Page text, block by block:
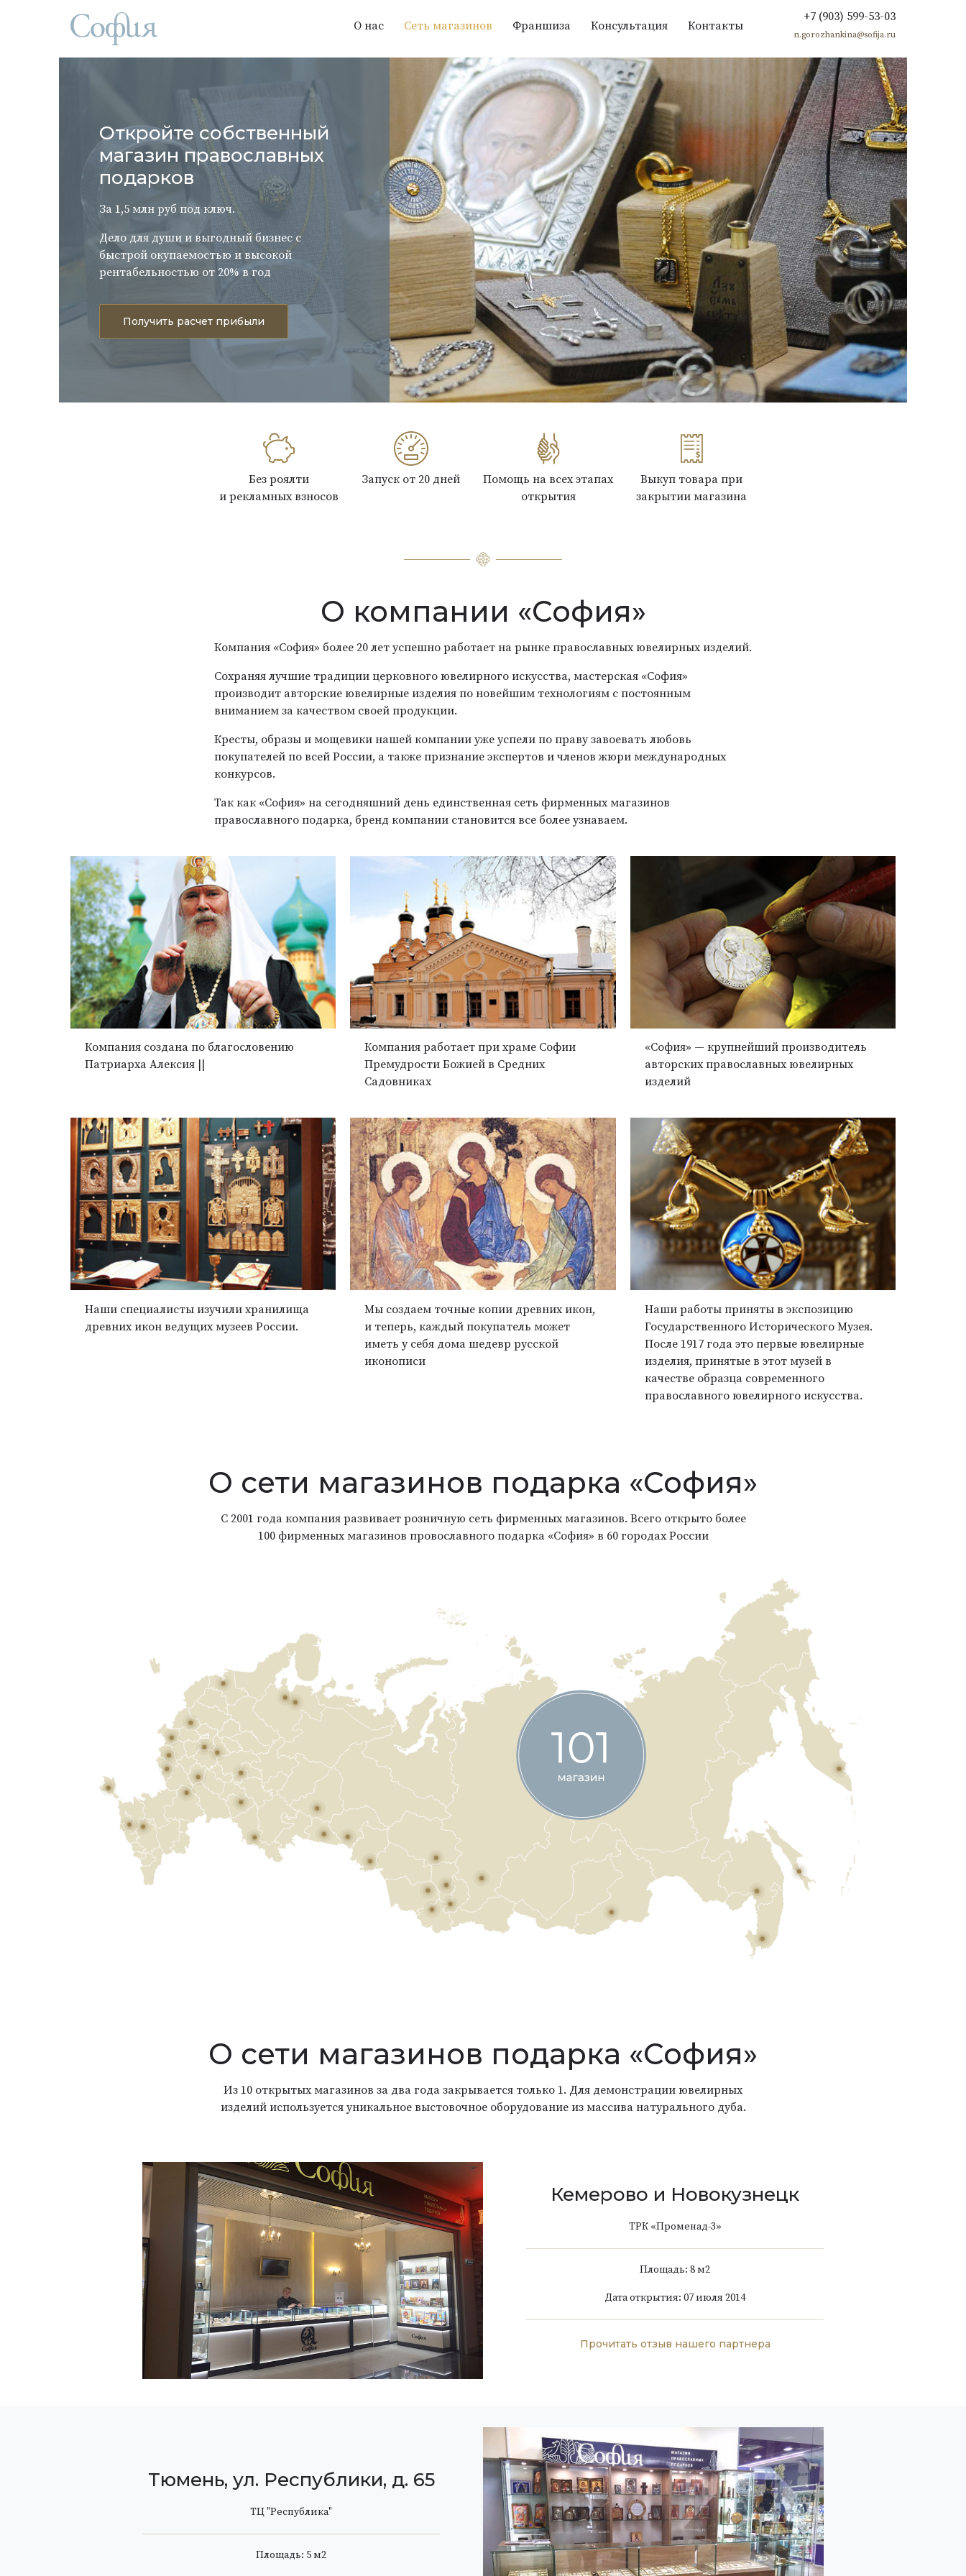
О нас Сеть магазинов Франшиза Консультация Контакты
+7 (903) 599-53-03
n.gorozhankina@sofija.ru
Откройте собственный
магазин православных
подарков
За 1,5 млн руб под ключ.
Дело для души и выгодный бизнес с
быстрой окупаемостью и высокой
рентабельностью от 20% в год
Получить расчет прибыли
Без роялти
и рекламных взносов
Запуск от 20 дней
Помощь на всех этапах
открытия
Выкуп товара при
закрытии магазина
О компании «София»
Компания «София» более 20 лет успешно работает на рынке православных ювелирных изделий.
Сохраняя лучшие традиции церковного ювелирного искусства, мастерская «София»
производит авторские ювелирные изделия по новейшим технологиям с постоянным
вниманием за качеством своей продукции.
Кресты, образы и мощевики нашей компании уже успели по праву завоевать любовь
покупателей по всей России, а также признание экспертов и членов жюри международных
конкурсов.
Так как «София» на сегодняшний день единственная сеть фирменных магазинов
православного подарка, бренд компании становится все более узнаваем.
Компания создана по благословению
Патриарха Алексия ||
Компания работает при храме Софии
Премудрости Божией в Средних
Садовниках
«София» — крупнейший производитель
авторских православных ювелирных
изделий
Наши специалисты изучили хранилища
древних икон ведущих музеев России.
Мы создаем точные копии древних икон,
и теперь, каждый покупатель может
иметь у себя дома шедевр русской
иконописи
Наши работы приняты в экспозицию
Государственного Исторического Музея.
После 1917 года это первые ювелирные
изделия, принятые в этот музей в
качестве образца современного
православного ювелирного искусства.
О сети магазинов подарка «София»
С 2001 года компания развивает розничную сеть фирменных магазинов. Всего открыто более
100 фирменных магазинов провославного подарка «София» в 60 городах России
О сети магазинов подарка «София»
Из 10 открытых магазинов за два года закрывается только 1. Для демонстрации ювелирных
изделий используется уникальное выстовочное оборудование из массива натурального дуба.
Кемерово и Новокузнецк
ТРК «Променад-3»
Площадь: 8 м2
Дата открытия: 07 июля 2014
Прочитать отзыв нашего партнера
Тюмень, ул. Республики, д. 65
ТЦ "Республика"
Площадь: 5 м2